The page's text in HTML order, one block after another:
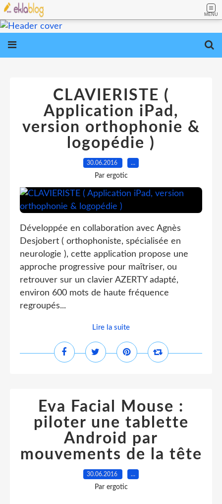
MENU
CLAVIERISTE (
Application iPad,
version orthophonie &
logopédie )
30.06.2016 …
Par ergotic
Développée en collaboration avec Agnès
Desjobert ( orthophoniste, spécialisée en
neurologie ), cette application propose une
approche progressive pour maîtriser, ou
retrouver sur un clavier AZERTY adapté,
environ 600 mots de haute fréquence
regroupés...
Lire la suite
Eva Facial Mouse :
piloter une tablette
Android par
mouvements de la tête
30.06.2016 …
Par ergotic